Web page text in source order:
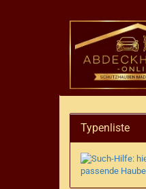
Typenliste